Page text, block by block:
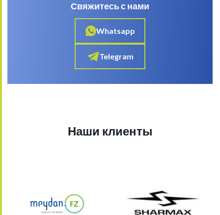
Свяжитесь с нами
Whatsapp
Telegram
Наши клиенты